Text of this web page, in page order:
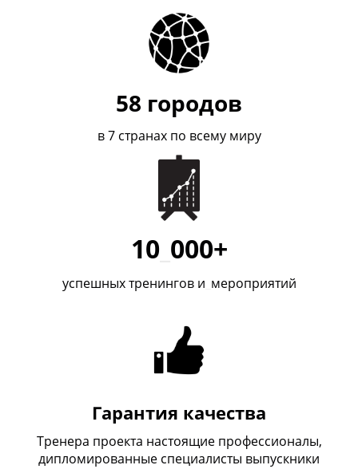
58 городов
в 7 странах по всему миру
10_ 000+
успешных тренингов и мероприятий
Гарантия качества
Тренера проекта настоящие профессионалы,
дипломированные специалисты выпускники